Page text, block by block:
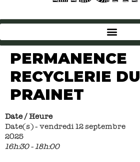
PERMANENCE
RECYCLERIE DU
PRAINET
Date / Heure
Date(s) - vendredi 12 septembre
2025
16h:30 - 18h:00